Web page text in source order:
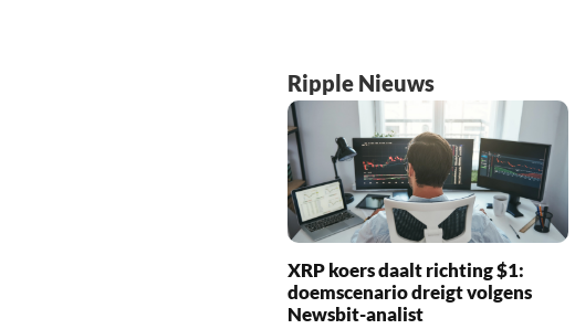
Ripple Nieuws
XRP koers daalt richting $1:
doemscenario dreigt volgens
Newsbit-analist